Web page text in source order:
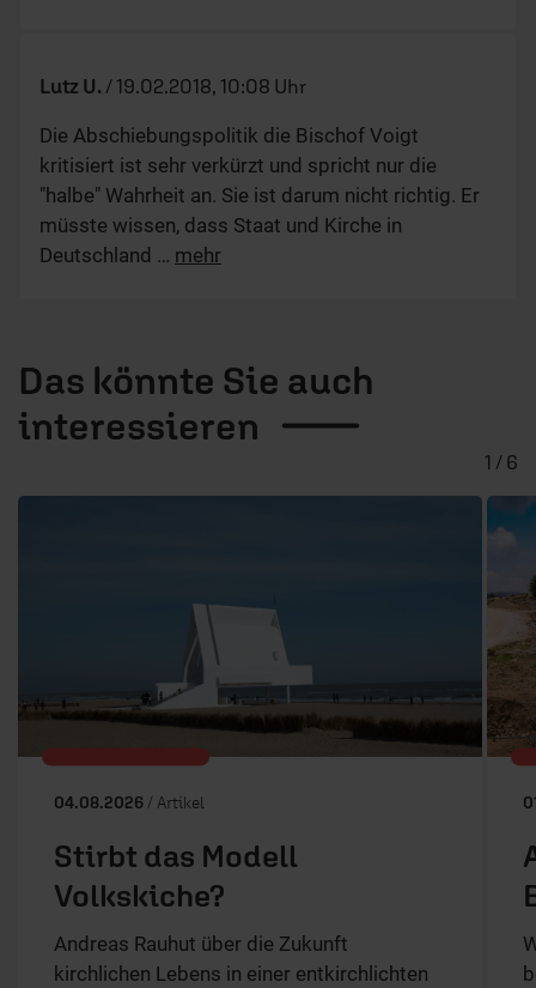
Lutz U. / 19.02.2018, 10:08 Uhr
Die Abschiebungspolitik die Bischof Voigt
kritisiert ist sehr verkürzt und spricht nur die
"halbe" Wahrheit an. Sie ist darum nicht richtig. Er
müsste wissen, dass Staat und Kirche in
Deutschland … mehr
Das könnte Sie auch
interessieren
04.08.2026 / Artikel
Stirbt das Modell
Volkskiche?
Andreas Rauhut über die Zukunft
kirchlichen Lebens in einer entkirchlichten
1 / 6